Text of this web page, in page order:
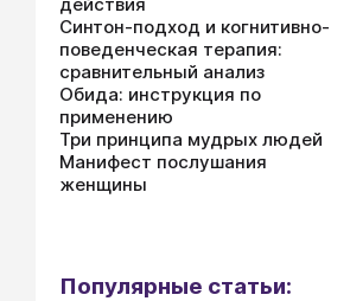
Синтон-подход и когнитивно-
поведенческая терапия:
сравнительный анализ
Обида: инструкция по
применению
Три принципа мудрых людей
Манифест послушания
женщины
Популярные статьи: